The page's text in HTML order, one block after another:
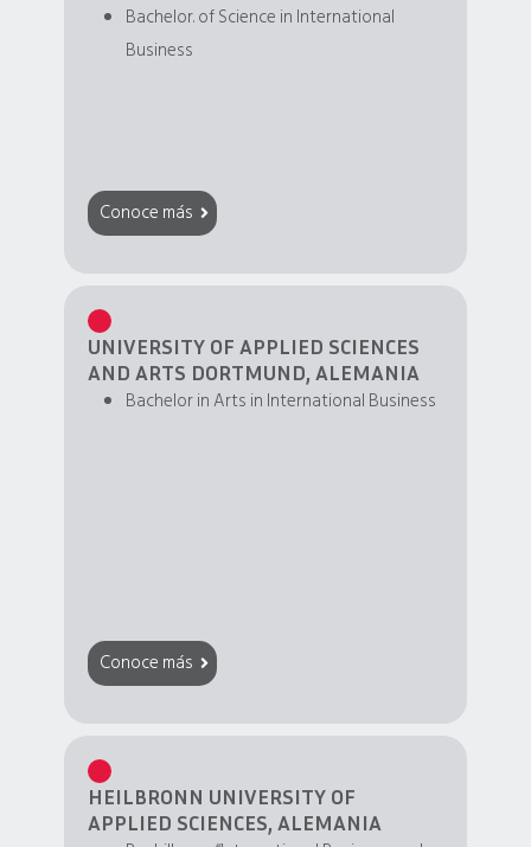
Bachelor. of Science in International
Business
Conoce más
UNIVERSITY OF APPLIED SCIENCES
AND ARTS DORTMUND, ALEMANIA
Bachelor in Arts in International Business
Conoce más
HEILBRONN UNIVERSITY OF
APPLIED SCIENCES, ALEMANIA